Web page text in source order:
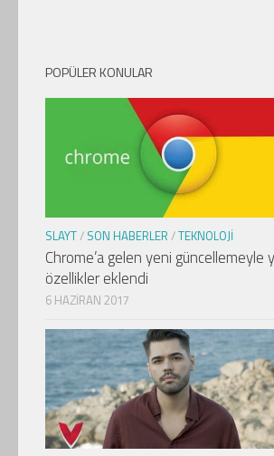
POPÜLER KONULAR
SLAYT/ SON HABERLER /TEKNOLOJI
Chrome’a gelen yeni güncellemeyle
özellikler eklendi
6 HAZIRAN 2017